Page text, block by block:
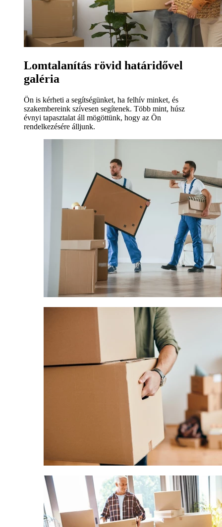
Lomtalanítás rövid határidővel
galéria
Ön is kérheti a segítségünket, ha felhív minket, és
szakembereink szívesen segítenek. Több mint, húsz
évnyi tapasztalat áll mögöttünk, hogy az Ön
rendelkezésére álljunk.